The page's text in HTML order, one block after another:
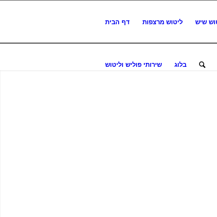
דף הבית ליטוש מרצפות שיש
שירותי פוליש וליטוש בלוג